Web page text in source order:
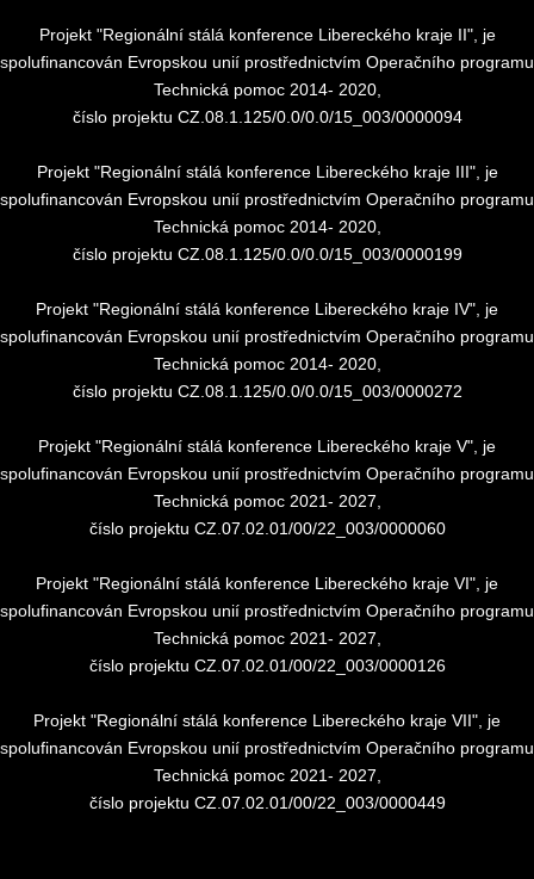
Projekt "Regionální stálá konference Libereckého kraje II", je
spolufinancován Evropskou unií prostřednictvím Operačního programu
Technická pomoc 2014- 2020,
číslo projektu CZ.08.1.125/0.0/0.0/15_003/0000094
Projekt "Regionální stálá konference Libereckého kraje III", je
spolufinancován Evropskou unií prostřednictvím Operačního programu
Technická pomoc 2014- 2020,
číslo projektu CZ.08.1.125/0.0/0.0/15_003/0000199
Projekt "Regionální stálá konference Libereckého kraje IV", je
spolufinancován Evropskou unií prostřednictvím Operačního programu
Technická pomoc 2014- 2020,
číslo projektu CZ.08.1.125/0.0/0.0/15_003/0000272
Projekt "Regionální stálá konference Libereckého kraje V", je
spolufinancován Evropskou unií prostřednictvím Operačního programu
Technická pomoc 2021- 2027,
číslo projektu CZ.07.02.01/00/22_003/0000060
Projekt "Regionální stálá konference Libereckého kraje VI", je
spolufinancován Evropskou unií prostřednictvím Operačního programu
Technická pomoc 2021- 2027,
číslo projektu CZ.07.02.01/00/22_003/0000126
Projekt "Regionální stálá konference Libereckého kraje VII", je
spolufinancován Evropskou unií prostřednictvím Operačního programu
Technická pomoc 2021- 2027,
číslo projektu CZ.07.02.01/00/22_003/0000449